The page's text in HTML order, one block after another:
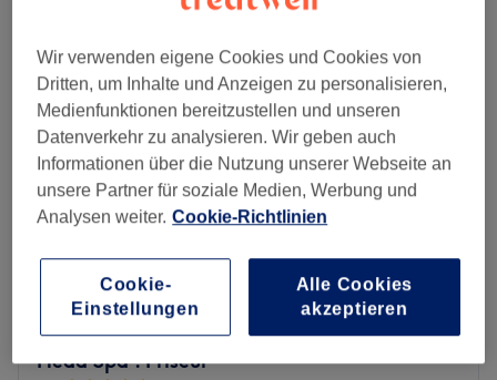
WELLNESSfee Leipzig | Kosmetik . Beauty .
Head Spa . Friseur
Wir verwenden eigene Cookies und Cookies von
Dritten, um Inhalte und Anzeigen zu personalisieren,
Medienfunktionen bereitzustellen und unseren
Datenverkehr zu analysieren. Wir geben auch
Informationen über die Nutzung unserer Webseite an
unsere Partner für soziale Medien, Werbung und
Analysen weiter. Cookie-Richtlinien
Cookie-
Einstellungen
Alle Cookies
akzeptieren